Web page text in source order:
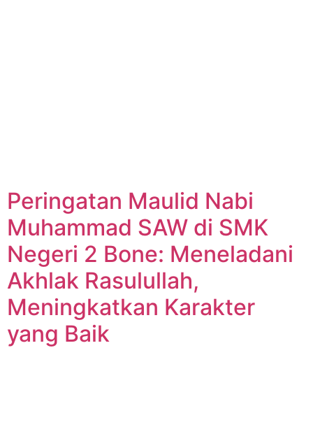
Peringatan Maulid Nabi
Muhammad SAW di SMK
Negeri 2 Bone: Meneladani
Akhlak Rasulullah,
Meningkatkan Karakter
yang Baik